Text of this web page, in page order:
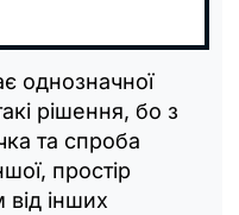
однозначної
рішення, бо з
та спроба
простір
інших